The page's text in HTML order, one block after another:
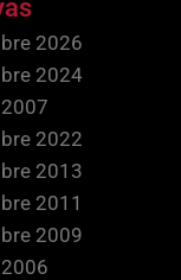
2026
2024
2022
2013
2011
2009